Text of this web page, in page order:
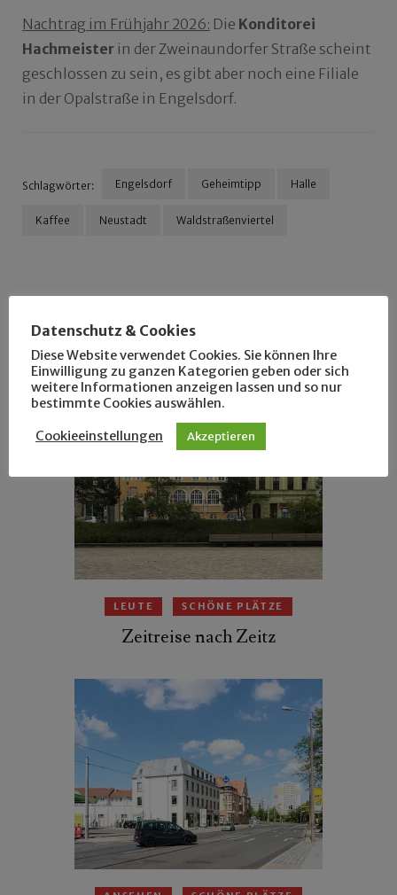
Nachtrag im Frühjahr 2026: Die Konditorei
Hachmeister in der Zweinaundorfer Straße scheint
geschlossen zu sein, es gibt aber noch eine Filiale
in der Opalstraße in Engelsdorf.
Schlagwörter: Engelsdorf Geheimtipp Halle
Kaffee Neustadt Waldstraßenviertel
ebenfalls interessant …
LEUTE SCHÖNE PLÄTZE
Zeitreise nach Zeitz
Datenschutz & Cookies
Diese Website verwendet Cookies. Sie können Ihre
Einwilligung zu ganzen Kategorien geben oder sich
weitere Informationen anzeigen lassen und so nur
bestimmte Cookies auswählen.
Cookieeinstellungen Akzeptieren